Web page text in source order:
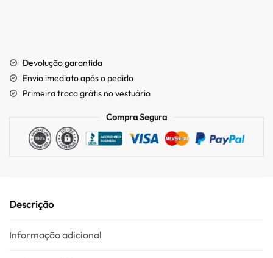
Devolução garantida
Envio imediato após o pedido
Primeira troca grátis no vestuário
Compra Segura
Descrição
Informação adicional